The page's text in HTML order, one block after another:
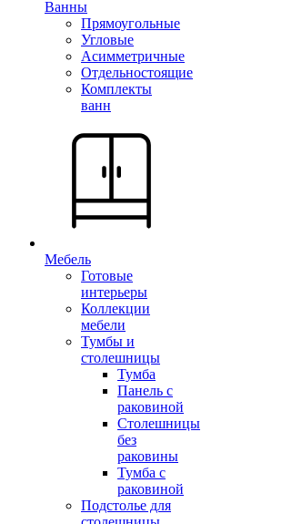
Ванны
Прямоугольные
Угловые
Асимметричные
Отдельностоящие
Комплекты
ванн
Мебель
Готовые
интерьеры
Коллекции
мебели
Тумбы и
столешницы
Тумба
Панель с
раковиной
Столешницы
без
раковины
Тумба с
раковиной
Подстолье для